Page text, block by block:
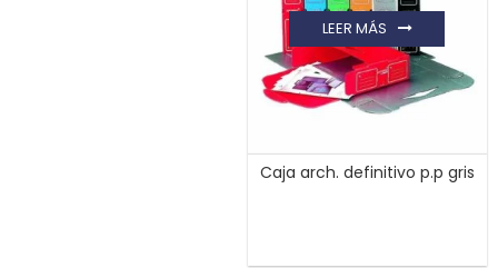
Caja arch. definitivo p.p gris
LEER MÁS